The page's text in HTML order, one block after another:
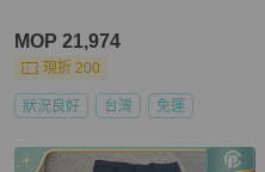
MOP 21,974
現折 200
狀況良好 台灣 免運